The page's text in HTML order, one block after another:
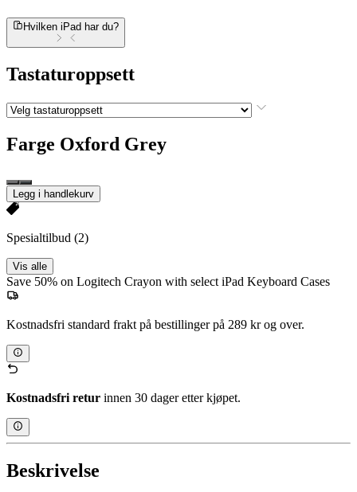
Hvilken iPad har du?
Tastaturoppsett
Farge Oxford Grey
Legg i handlekurv
Spesialtilbud (2)
Vis alle
Save 50% on Logitech Crayon with select iPad Keyboard Cases
Kostnadsfri standard frakt på bestillinger på 289 kr og over.
Kostnadsfri retur innen 30 dager etter kjøpet.
Beskrivelse